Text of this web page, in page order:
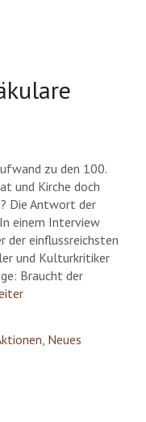
zu den 100.
und Kirche doch
Die Antwort der
einem Interview
der einflussreichsten
und Kulturkritiker
Braucht der
, Neues